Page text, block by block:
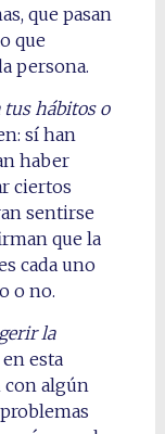
que pasan
que
persona.
tus hábitos o
sí han
haber
ciertos
sentirse
que la
cada uno
o no.
la
esta
con algún